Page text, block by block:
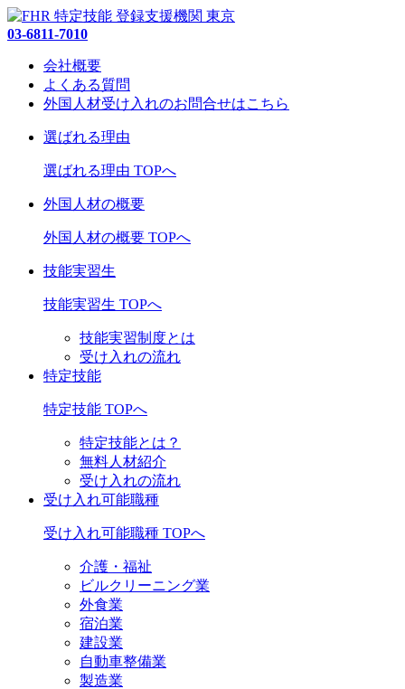
03-6811-7010
会社概要
よくある質問
外国人材受け入れのお問合せはこちら
選ばれる理由
選ばれる理由 TOPへ
外国人材の概要
外国人材の概要 TOPへ
技能実習生
技能実習生 TOPへ
技能実習制度とは
受け入れの流れ
特定技能
特定技能 TOPへ
特定技能とは？
無料人材紹介
受け入れの流れ
受け入れ可能職種
受け入れ可能職種 TOPへ
介護・福祉
ビルクリーニング業
外食業
宿泊業
建設業
自動車整備業
製造業